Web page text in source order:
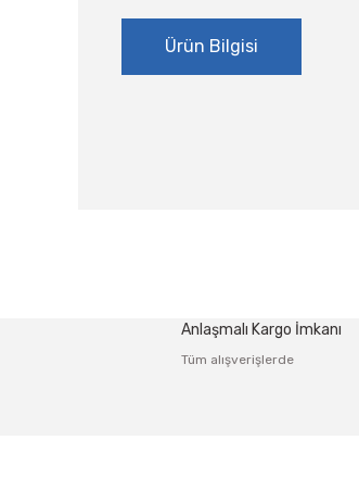
Ürün Bilgisi
Anlaşmalı Kargo İmkanı
Tüm alışverişlerde